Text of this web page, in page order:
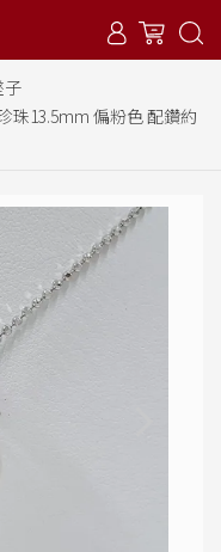
子
珠13.5mm 偏粉色 配鑽約